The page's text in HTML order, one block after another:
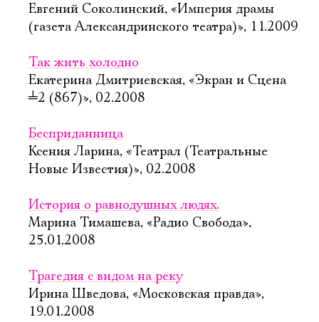
Евгений Соколинский, «Империя драмы
(газета Александринского театра)», 11.2009
Так жить холодно
Екатерина Дмитриевская, «Экран и Сцена
╧2 (867)», 02.2008
Бесприданница
Ксения Ларина, «Театрал (Театральные
Новые Известия)», 02.2008
История о равнодушных людях.
Марина Тимашева, «Радио Свобода»,
25.01.2008
Трагедия с видом на реку
Ирина Шведова, «Московская правда»,
19.01.2008